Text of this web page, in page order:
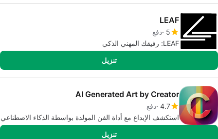
LEAF
5 دفع
LEAF: رفيقك المهني الذكي
تنزيل
AI Generated Art by Creator
4.7 دفع
استكشف الإبداع مع أداة الفن المولدة بواسطة الذكاء الاصطناعي
تنزيل